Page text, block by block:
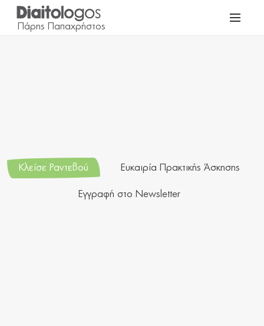
Κλείσε Ραντεβού Ευκαιρία Πρακτικής Άσκησης
Εγγραφή στο Newsletter